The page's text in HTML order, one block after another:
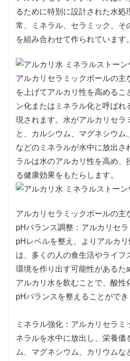
るために特別に設計された水処
常、ミネラル、セラミック、そ
を組み合わせて作られています。
アルカリセラミックボールの主
を上げてアルカリ性を高めるこ
ン化またはミネラル化と呼ばれ
現されます。水がアルカリセラ
と、カルシウム、マグネシウム
などのミネラルが水中に放出さ
ラルは水のアルカリ性を高め、
る健康効果をもたらします。
アルカリセラミックボールの主
pHバランス調整：アルカリセ
pHレベルを整え、よりアルカ
は、多くの人の食生活やライフ
環境を作り出す可能性があるた
アルカリ水を飲むことで、酸性
pHバランスを整えることができ
ミネラル強化：アルカリセラミ
ネラルを水中に放出し、栄養価
ム、マグネシウム、カリウムな